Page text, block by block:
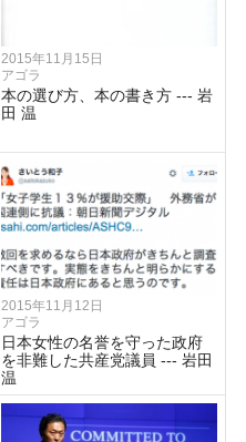
2015年11月15日
アゴラ
本の選び方、本の書き方 --- 岩
田 温
2015年11月12日
アゴラ
日本女性の名誉を守った政府
を非難した共産党議員 --- 岩田
温